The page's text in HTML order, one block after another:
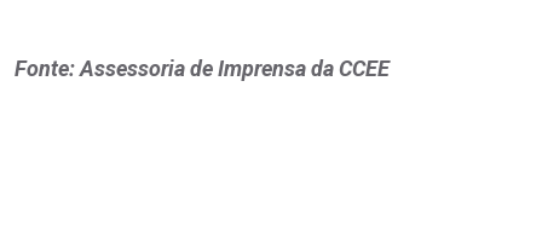
Fonte: Assessoria de Imprensa da CCEE